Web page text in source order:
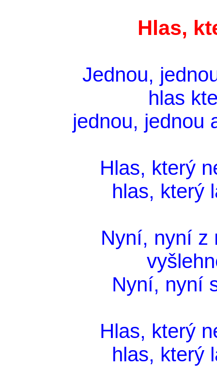
Hlas,
Jednou,
hlas
jednou, jednou
Hlas, který
hlas, který
Nyní, nyní z
Nyní, nyní
Hlas, který
hlas, který